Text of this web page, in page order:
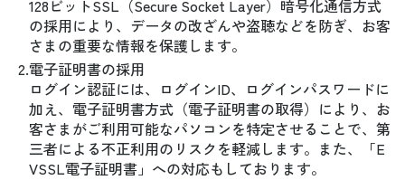
128ビットSSL（Secure Socket Layer）暗号化通信方式
の採用により、データの改ざんや盗聴などを防ぎ、お客
さまの重要な情報を保護します。
2.電子証明書の採用
ログイン認証には、ログインID、ログインパスワードに
加え、電子証明書方式（電子証明書の取得）により、お
客さまがご利用可能なパソコンを特定させることで、第
三者による不正利用のリスクを軽減します。また、「E
VSSL電子証明書」への対応もしております。